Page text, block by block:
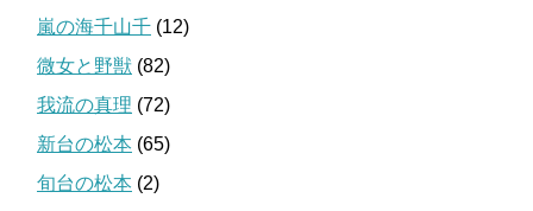
嵐の海千山千 (12)
微女と野獣 (82)
我流の真理 (72)
新台の松本 (65)
旬台の松本 (2)